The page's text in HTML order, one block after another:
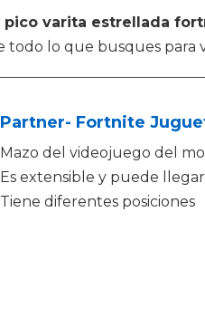
pico varita estrellada
lo que busques
Fortnite
Mazo del videojuego del
Es extensible y puede
Tiene diferentes posiciones